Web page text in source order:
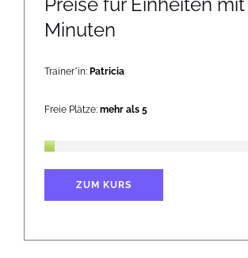
Minuten
Trainer*in: Patricia
Freie Plätze: mehr als 5
ZUM KURS